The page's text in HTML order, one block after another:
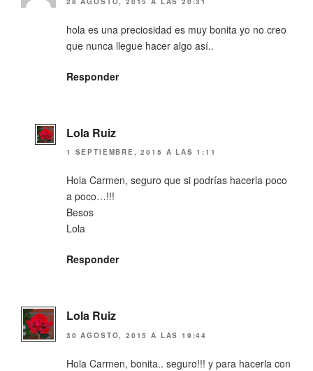
hola es una preciosidad es muy bonita yo no creo
que nunca llegue hacer algo así..
Responder
Lola Ruiz
1 SEPTIEMBRE, 2015 A LAS 1:11
Hola Carmen, seguro que si podrías hacerla poco
a poco…!!!
Besos
Lola
Responder
Lola Ruiz
30 AGOSTO, 2015 A LAS 19:44
Hola Carmen, bonita.. seguro!!! y para hacerla con